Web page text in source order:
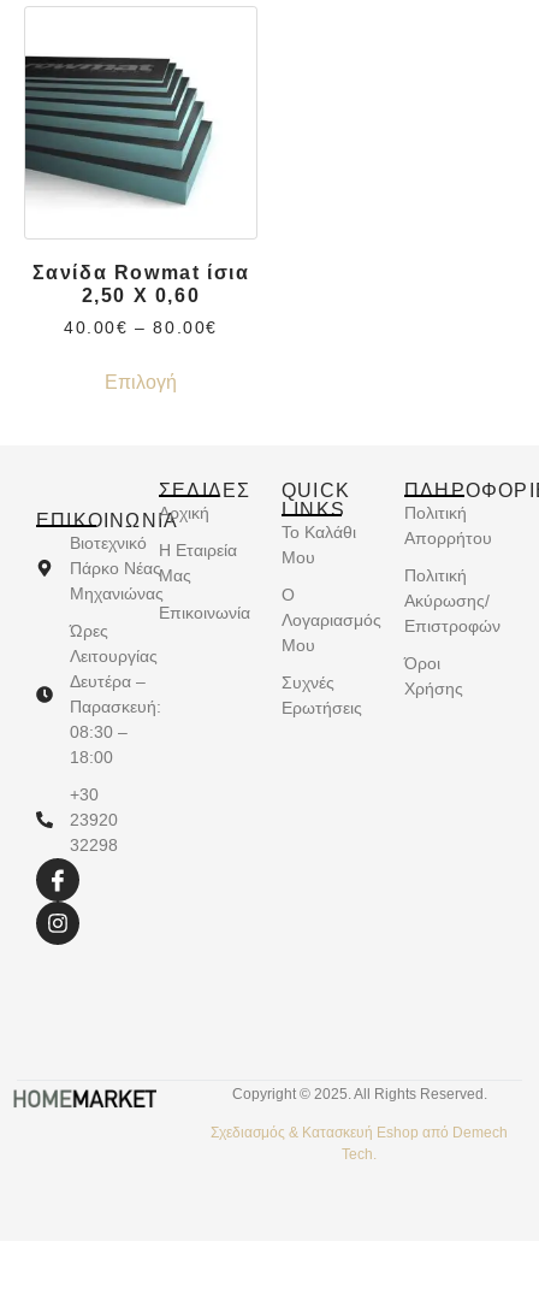
Σανίδα Rowmat ίσια
2,50 Χ 0,60
40.00€ – 80.00€
Επιλογή
ΕΠΙΚΟΙΝΩΝΊΑ
Βιοτεχνικό
Πάρκο Νέας
Μηχανιώνας
Ώρες
Λειτουργίας
Δευτέρα –
Παρασκευή:
08:30 –
18:00
+30
23920
32298
ΣΕΛΙΔΕΣ
Αρχική
Η Εταιρεία
Μας
Επικοινωνία
QUICK
LINKS
Το Καλάθι
Μου
Ο
Λογαριασμός
Μου
Συχνές
Ερωτήσεις
Πολιτική
Απορρήτου
Πολιτική
Ακύρωσης/
Επιστροφών
Όροι
Χρήσης
Copyright © 2025. All Rights Reserved.
Σχεδιασμός & Κατασκευή Eshop από Demech
Tech.